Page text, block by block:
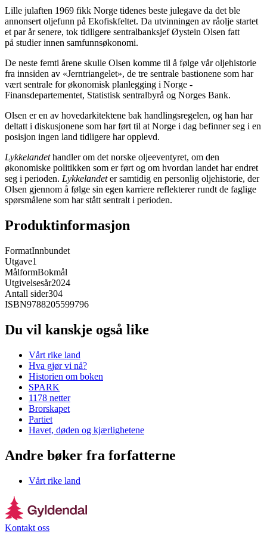
Lille julaften 1969 fikk Norge tidenes beste julegave da det ble
annonsert oljefunn på Ekofiskfeltet. Da utvinningen av råolje startet
et par år senere, tok tidligere sentralbanksjef Øystein Olsen fatt
på studier innen samfunnsøkonomi.
De neste femti årene skulle Olsen komme til å følge vår oljehistorie
fra innsiden av «Jerntriangelet», de tre sentrale bastionene som har
vært sentrale for økonomisk planlegging i Norge -
Finansdepartementet, Statistisk sentralbyrå og Norges Bank.
Olsen er en av hovedarkitektene bak handlingsregelen, og han har
deltatt i diskusjonene som har ført til at Norge i dag befinner seg i en
posisjon ingen land tidligere har opplevd.
Lykkelandethandler om det norske oljeeventyret, om den
økonomiske politikken som er ført og om hvordan landet har endret
seg i perioden. Lykkelandeter samtidig en personlig oljehistorie, der
Olsen gjennom å følge sin egen karriere reflekterer rundt de faglige
spørsmålene som har stått sentralt i perioden.
Produktinformasjon
FormatInnbundet
Utgave1
MålformBokmål
Utgivelsesår2024
Antall sider304
ISBN9788205599796
Du vil kanskje også like
Vårt rike land
Hva gjør vi nå?
Historien om boken
SPARK
1178 netter
Brorskapet
Partiet
Havet, døden og kjærlighetene
Andre bøker fra forfatterne
Vårt rike land
Kontakt oss